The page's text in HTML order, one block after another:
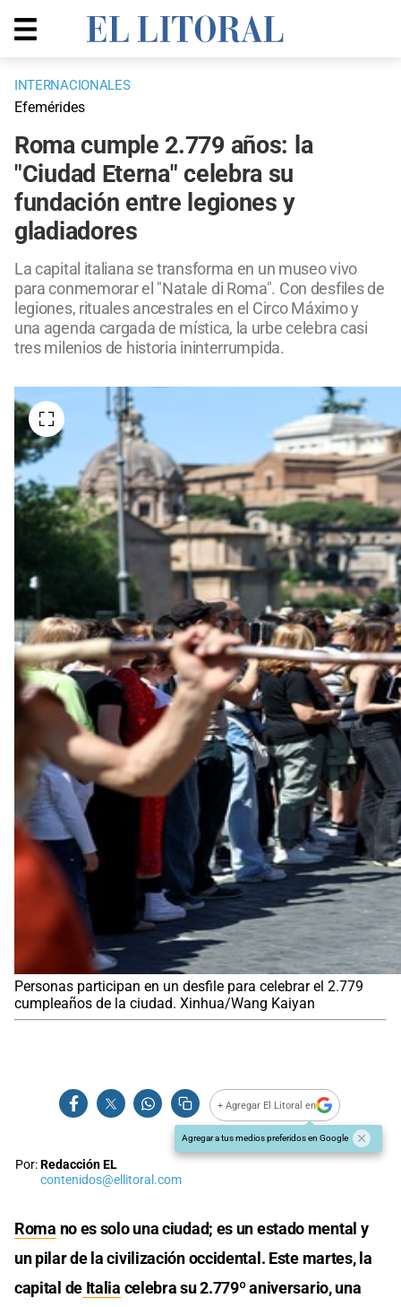
INTERNACIONALES
Efemérides
Roma cumple 2.779 años: la
"Ciudad Eterna" celebra su
fundación entre legiones y
gladiadores
La capital italiana se transforma en un museo vivo
para conmemorar el "Natale di Roma". Con desfiles de
legiones, rituales ancestrales en el Circo Máximo y
una agenda cargada de mística, la urbe celebra casi
tres milenios de historia ininterrumpida.
Personas participan en un desfile para celebrar el 2.779
cumpleaños de la ciudad. Xinhua/Wang Kaiyan
+ Agregar El Litoral en
Agregar a tus medios preferidos en Google
Por:Redacción EL
contenidos@ellitoral.com
Roma no es solo una ciudad; es un estado mental y
un pilar de la civilización occidental. Este martes, la
capital de Italia celebra su 2.779º aniversario, una